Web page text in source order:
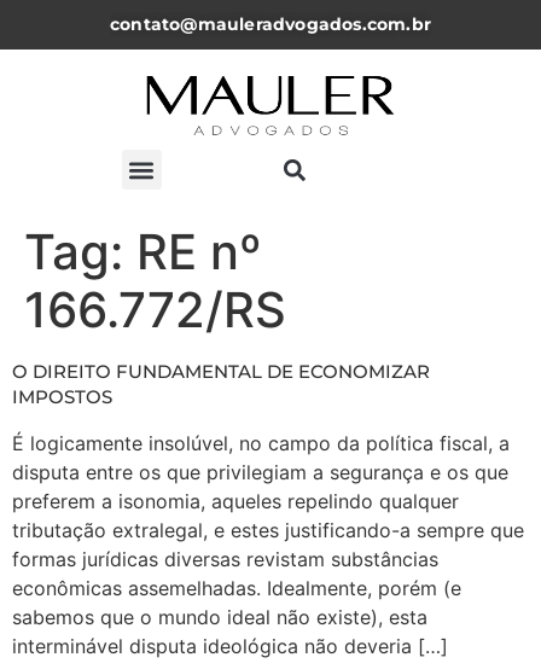
contato@mauleradvogados.com.br
Tag: RE nº
166.772/RS
O DIREITO FUNDAMENTAL DE ECONOMIZAR
IMPOSTOS
É logicamente insolúvel, no campo da política fiscal, a
disputa entre os que privilegiam a segurança e os que
preferem a isonomia, aqueles repelindo qualquer
tributação extralegal, e estes justificando-a sempre que
formas jurídicas diversas revistam substâncias
econômicas assemelhadas. Idealmente, porém (e
sabemos que o mundo ideal não existe), esta
interminável disputa ideológica não deveria […]